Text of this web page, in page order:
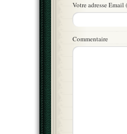
Votre adresse
Commentaire